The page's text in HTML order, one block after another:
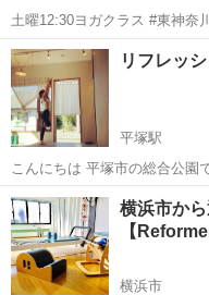
土曜12:30ヨガクラス #東神奈川 #東白楽 #白楽 #新子安 #インストラ
クター募集中 #反町 #出稽古
神奈川 横浜市
キッズキックボクシング
リフレッ
平塚駅
こんにちは 平塚市の総合公園
段向き合う機会が少ないご自
せんか？ 運動不足の方、体操初心者の方、ヨガの経験がない方、身体
が硬い方でも問題ありま...
神奈川 平塚市 平塚駅
横浜市か
【
横浜市